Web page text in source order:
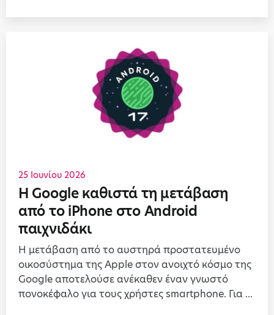
25 Ιουνίου 2026
Η Google καθιστά τη μετάβαση
από το iPhone στο Android
παιχνιδάκι
Η μετάβαση από το αυστηρά προστατευμένο
οικοσύστημα της Apple στον ανοιχτό κόσμο της
Google αποτελούσε ανέκαθεν έναν γνωστό
πονοκέφαλο για τους χρήστες smartphone. Για ...